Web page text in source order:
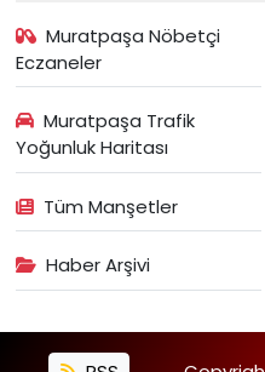
Muratpaşa Nöbetçi
Eczaneler
Muratpaşa Trafik
Yoğunluk Haritası
Tüm Manşetler
Haber Arşivi